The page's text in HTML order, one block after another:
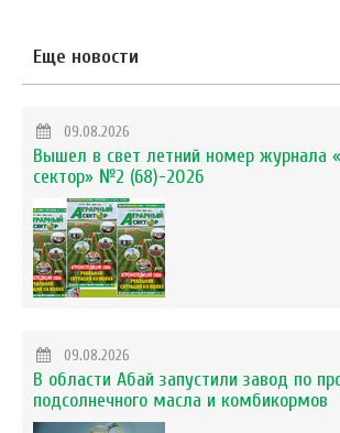
Еще новости
09.08.2026
Вышел в свет летний номер журнала
сектор» №2 (68)-2026
09.08.2026
В области Абай запустили завод по
подсолнечного масла и комбикормов